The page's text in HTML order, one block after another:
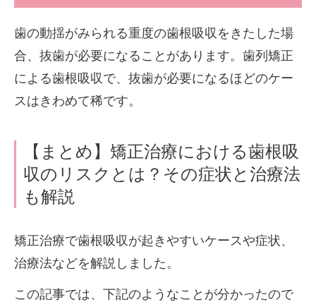
歯の動揺がみられる重度の歯根吸収をきたした場
合、抜歯が必要になることがあります。歯列矯正
による歯根吸収で、抜歯が必要になるほどのケー
スはきわめて稀です。
【まとめ】矯正治療における歯根吸
収のリスクとは？その症状と治療法
も解説
矯正治療で歯根吸収が起きやすいケースや症状、
治療法などを解説しました。
この記事では、下記のようなことが分かったので